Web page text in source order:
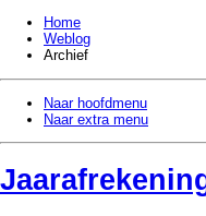
Home
Weblog
Archief
Naar hoofdmenu
Naar extra menu